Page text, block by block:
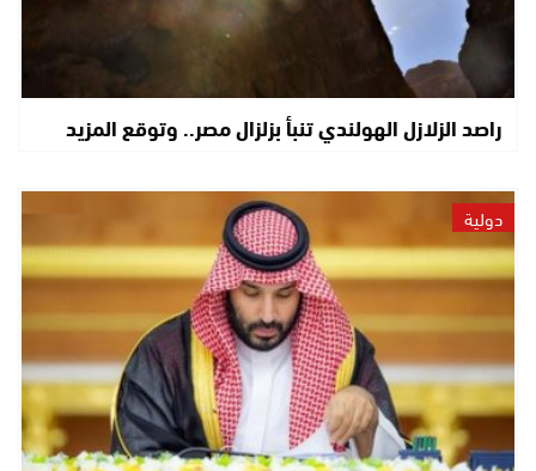
راصد الزلازل الهولندي تنبأ بزلزال مصر.. وتوقع المزيد
دولية